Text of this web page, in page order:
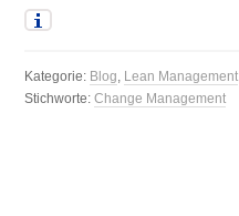
Kategorie: Blog, Lean Management
Stichworte:Change Management